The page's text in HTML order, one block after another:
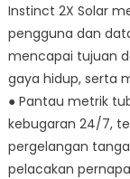
Instinct 2X Solar
pengguna dan
mencapai tujuan
gaya hidup, serta
● Pantau metrik
kebugaran 24/7,
pergelangan
pelacakan